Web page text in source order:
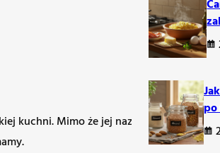
kuchni. Mimo że jej nazwa przywodzi